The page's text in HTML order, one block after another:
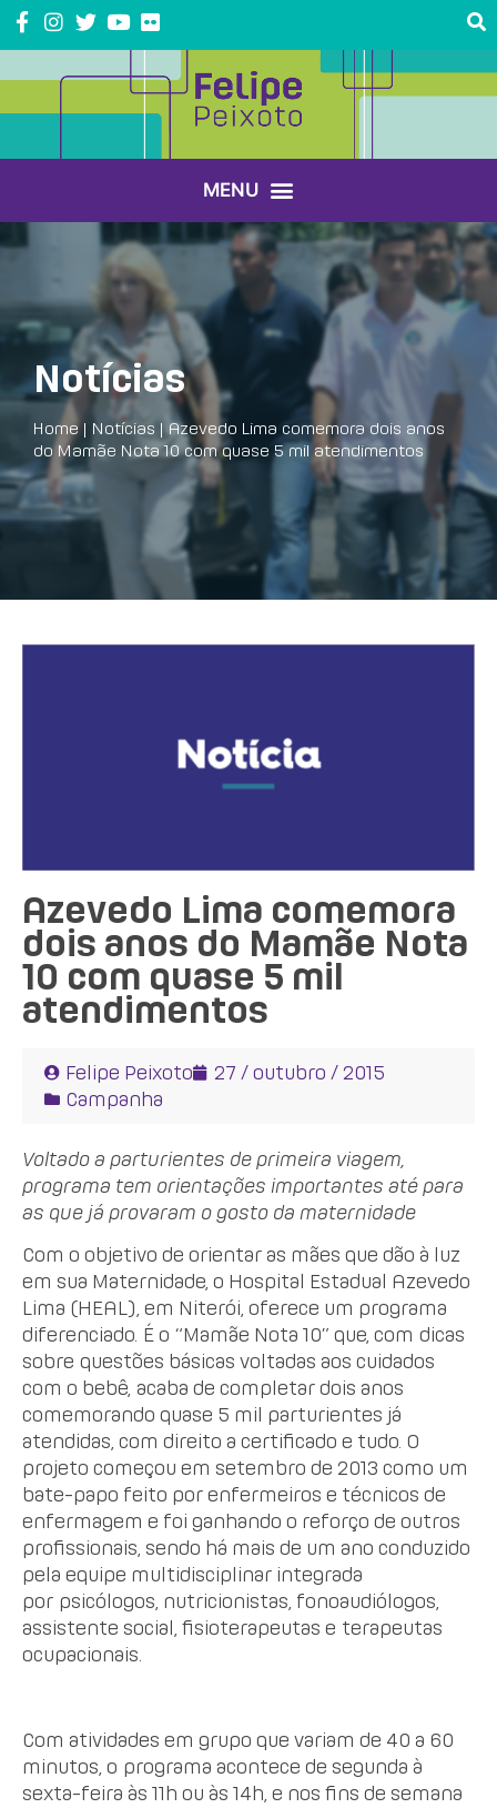
Notícias
Home| Notícias | Azevedo Lima comemora dois anos
do Mamãe Nota 10 com quase 5 mil atendimentos
Azevedo Lima comemora
dois anos do Mamãe Nota
10 com quase 5 mil
atendimentos
Felipe Peixoto
27 / outubro / 2015
Campanha
Voltado a parturientes de primeira viagem,
programa tem orientações importantes até para
as que já provaram o gosto da maternidade
Com o objetivo de orientar as mães que dão à luz
em sua Maternidade, o Hospital Estadual Azevedo
Lima (HEAL), em Niterói, oferece um programa
diferenciado. É o “Mamãe Nota 10” que, com dicas
sobre questões básicas voltadas aos cuidados
com o bebê, acaba de completar dois anos
comemorando quase 5 mil parturientes já
atendidas, com direito a certificado e tudo. O
projeto começou em setembro de 2013 como um
bate-papo feito por enfermeiros e técnicos de
enfermagem e foi ganhando o reforço de outros
profissionais, sendo há mais de um ano conduzido
pela equipe multidisciplinar integrada
por psicólogos, nutricionistas, fonoaudiólogos,
assistente social, fisioterapeutas e terapeutas
ocupacionais.
Com atividades em grupo que variam de 40 a 60
minutos, o programa acontece de segunda à
sexta-feira às 11h ou às 14h, e nos fins de semana